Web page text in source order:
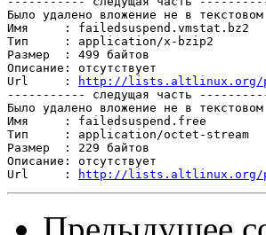
Было удалено вложение не в
Имя     : failedsuspend.vmstat.bz2
Тип     : application/x-bzip2
Размер  : 499 байтов
Описание: отсутствует
Url     :
http://lists.altlinux.org/
----------- следущая часть
Было удалено вложение не в
Имя     : failedsuspend.free
Тип     : application/octet-stream
Размер  : 229 байтов
Описание: отсутствует
Url     :
http://lists.altlinux.org/